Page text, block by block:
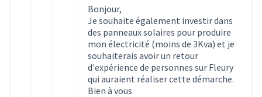
Bonjour,
Je souhaite également investir dans
des panneaux solaires pour produire
mon électricité (moins de 3Kva) et je
souhaiterais avoir un retour
d'expérience de personnes sur Fleury
qui auraient réaliser cette démarche.
Bien à vous